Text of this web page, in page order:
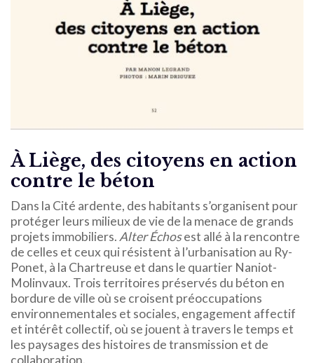
À Liège, des citoyens en action
contre le béton
Dans la Cité ardente, des habitants s’organisent pour
protéger leurs milieux de vie de la menace de grands
projets immobiliers.Alter Échosest allé à la rencontre
de celles et ceux qui résistent à l’urbanisation au Ry-
Ponet, à la Chartreuse et dans le quartier Naniot-
Molinvaux. Trois territoires préservés du béton en
bordure de ville où se croisent préoccupations
environnementales et sociales, engagement affectif
et intérêt collectif, où se jouent à travers le temps et
les paysages des histoires de transmission et de